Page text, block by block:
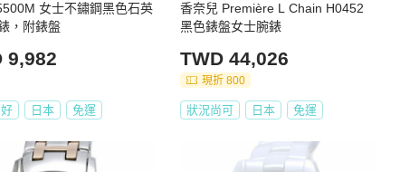
女士不鏽鋼黑色石英
，附錶盤
9,982
日本 免運
香奈兒 Première L Chain H0452
黑色錶盤女士腕錶
TWD 44,026
現折 800
狀況尚可 日本 免運